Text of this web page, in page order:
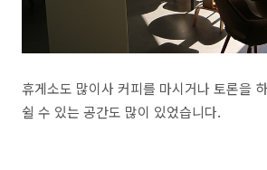
휴게소도 많이사 커피를 마시거나 토론을
쉴 수 있는 공간도 많이 있었습니다.